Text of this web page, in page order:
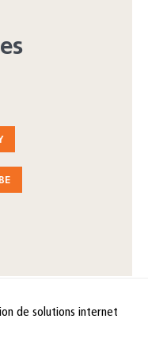
de solutions internet